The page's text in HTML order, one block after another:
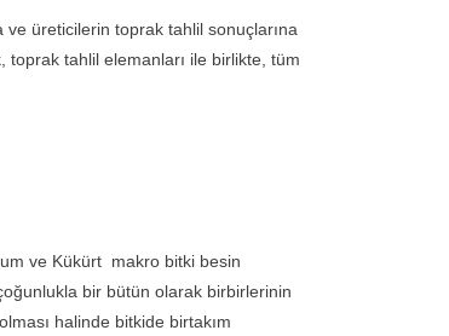
üreticilerin toprak tahlil sonuçlarına
toprak tahlil elemanları ile birlikte, tüm
ve Kükürt makro bitki besin
bir bütün olarak birbirlerinin
halinde bitkide birtakım